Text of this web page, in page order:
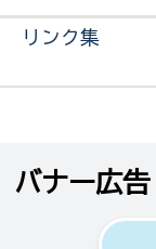
リンク集
バナー広告